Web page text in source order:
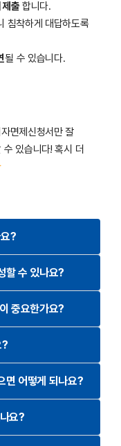
제출합니다.
침착하게 대답하도록
될 수 있습니다.
면제신청서만 잘
수 있습니다! 혹시 더
?
할 수 있나요?
중요한가요?
?
면 어떻게 되나요?
요?